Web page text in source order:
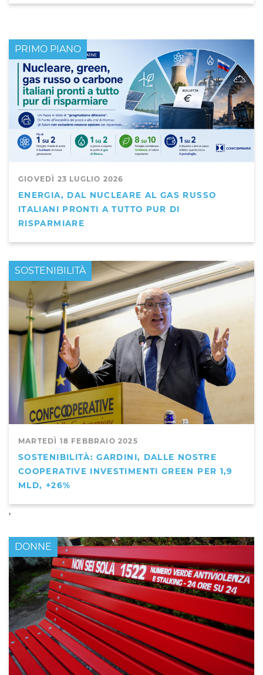
GIOVEDÌ 23 LUGLIO 2026
ENERGIA, DAL NUCLEARE AL GAS RUSSO
ITALIANI PRONTI A TUTTO PUR DI
RISPARMIARE
PRIMO PIANO
MARTEDÌ 18 FEBBRAIO 2025
SOSTENIBILITÀ: GARDINI, DALLE NOSTRE
COOPERATIVE INVESTIMENTI GREEN PER 1,9
MLD, +26%
PRIMO PIANO
,
SOSTENIBILITÀ
DONNE